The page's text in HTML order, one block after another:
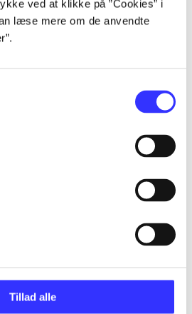
ved at klikke på ”Cookies” i
læse mere om de anvendte
Tillad alle